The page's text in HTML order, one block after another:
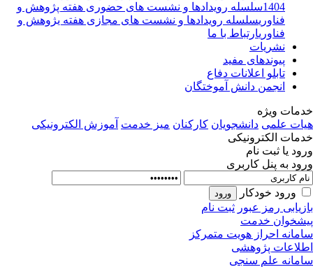
1404سلسله رویدادها و نشست های حضوری هفته پژوهش و
فناوریسلسله رویدادها و نشست های مجازی هفته یژوهش و
فناوریارتباط با ما
نشریات
پیوندهای مفید
تابلو اعلانات دفاع
انجمن دانش آموختگان
ویژه
علمی دانشجویان کارکنان میز خدمت آموزش الکترونیکی
الکترونیکی
یا ثبت نام
به پنل کاربری
ورود خودکار
رمز عبور ثبت نام
خدمت
احراز هویت متمرکز
پژوهشی
علم سنجی